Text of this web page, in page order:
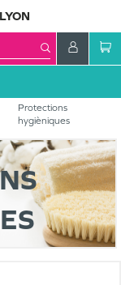
Protections
hygièniques